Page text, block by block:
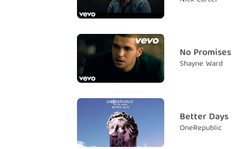
Feel your dreams are flying, dreams are
Cảm thấy được những giấc mơ của em đang bay
I don't go, go, go, oh no
Anh không cất bước ra đi, ôi không
Your eyes tell a story, baby oh don't worry
When you go, go, go, oh no
Khi em cất bước đi, ôi không
Baby cause I love you
No Promises
Shayne Ward
Better Days
OneRepublic